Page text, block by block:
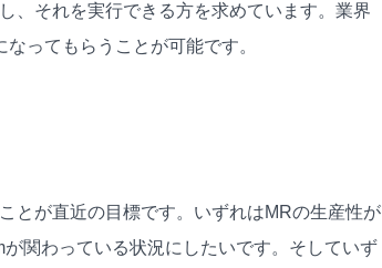
、それを実行できる方を求めています。業界
ってもらうことが可能です。
とが直近の目標です。いずれはMRの生産性が
関わっている状況にしたいです。そしていず